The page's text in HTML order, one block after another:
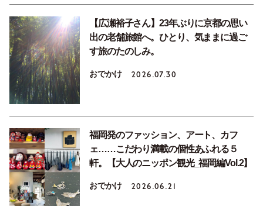
【広瀬裕子さん】23年ぶりに京都の思い
出の老舗旅館へ。ひとり、気ままに過ご
す旅のたのしみ。
おでかけ 2026.07.30
福岡発のファッション、アート、カフ
ェ……こだわり満載の個性あふれる５
軒。【大人のニッポン観光_福岡編Vol.2】
おでかけ 2026.06.21